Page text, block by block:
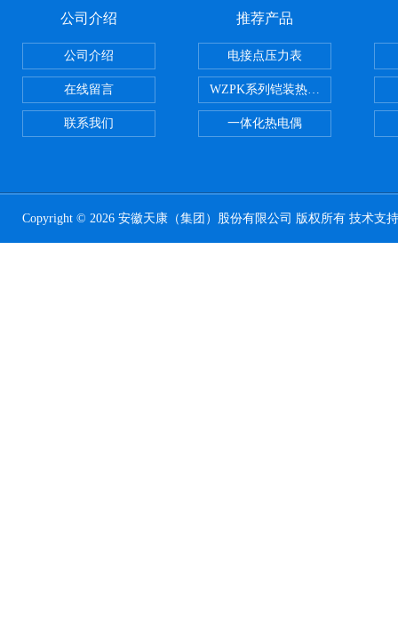
公司介绍
公司介绍
在线留言
联系我们
推荐产品
电接点压力表
WZPK系列铠装热电阻
一体化热电偶
Copyright © 2026 安徽天康（集团）股份有限公司 版权所有 技术支